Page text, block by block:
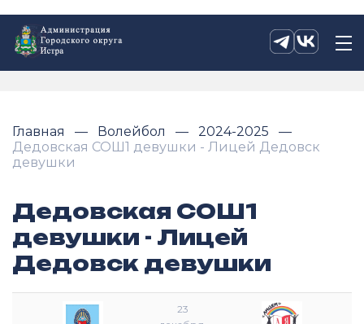
Главная Волейбол
2024-2025
Дедовская СОШ1 девушки - Лицей Дедовск
девушки
Дедовская СОШ1
девушки - Лицей
Дедовск девушки
23